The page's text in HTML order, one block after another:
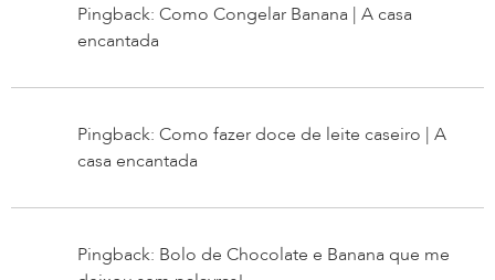
Pingback: Como Congelar Banana | A casa
encantada
Pingback: Como fazer doce de leite caseiro | A
casa encantada
Pingback: Bolo de Chocolate e Banana que me